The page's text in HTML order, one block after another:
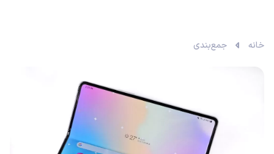
خانه جمع‌بندی